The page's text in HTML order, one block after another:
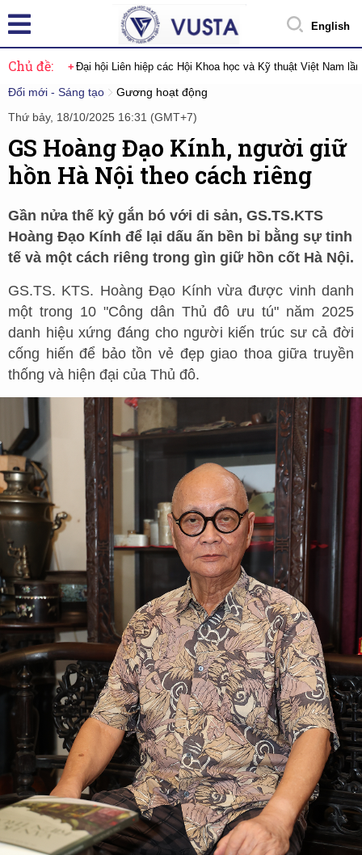
English
Chủ đề: Đại hội Liên hiệp các Hội Khoa học và Kỹ thuật Việt Nam
Đổi mới - Sáng tạo
Gương hoạt động
Thứ bảy, 18/10/2025 16:31 (GMT+7)
GS Hoàng Đạo Kính, người giữ
hồn Hà Nội theo cách riêng
Gần nửa thế kỷ gắn bó với di sản, GS.TS.KTS
Hoàng Đạo Kính để lại dấu ấn bền bỉ bằng sự tinh
tế và một cách riêng trong gìn giữ hồn cốt Hà Nội.
GS.TS. KTS. Hoàng Đạo Kính vừa được vinh danh
một trong 10 "Công dân Thủ đô ưu tú" năm 2025
danh hiệu xứng đáng cho người kiến trúc sư cả đời
cống hiến để bảo tồn vẻ đẹp giao thoa giữa truyền
thống và hiện đại của Thủ đô.